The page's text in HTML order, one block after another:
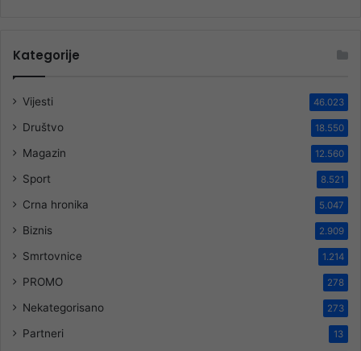
Kategorije
Vijesti 46.023
Društvo 18.550
Magazin 12.560
Sport 8.521
Crna hronika 5.047
Biznis 2.909
Smrtovnice 1.214
PROMO 278
Nekategorisano 273
Partneri 13